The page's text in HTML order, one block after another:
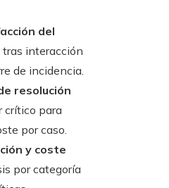
del
tras interacción
de incidencia.
resolución
crítico para
por caso.
y coste
por categoría